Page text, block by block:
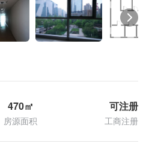
470㎡
房源面积
可注册
工商注册